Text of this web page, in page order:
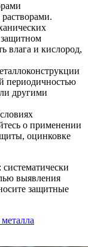
влага и кислород,
периодичностью
другими
о применении
оцинковке
систематически
выявления
защитные